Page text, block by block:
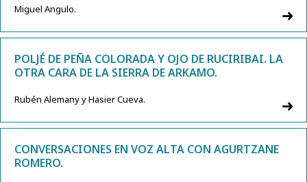
Miguel Angulo.
POLJÉ DE PEÑA COLORADA Y OJO DE RUCIRIBAI. LA
OTRA CARA DE LA SIERRA DE ARKAMO.
Rubén Alemany y Hasier Cueva.
CONVERSACIONES EN VOZ ALTA CON AGURTZANE
ROMERO.